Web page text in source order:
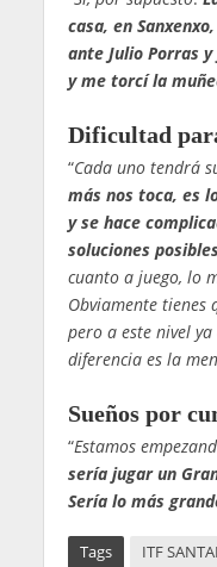
casa, en
ante Julio Porras
y me torcí la
Dificultad
“Cada uno tendrá
más nos toca, es
y se hace
soluciones
cuanto a juego, lo
Obviamente tienes
pero a este nivel
diferencia es la
Sueños por
“Estamos
sería jugar un
Sería lo más
Tags
ITF